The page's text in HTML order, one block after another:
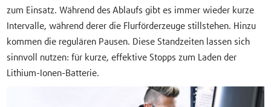
zum Einsatz. Während des Ablaufs gibt es immer wieder kurze
Intervalle, während derer die Flurförderzeuge stillstehen. Hinzu
kommen die regulären Pausen. Diese Standzeiten lassen sich
sinnvoll nutzen: für kurze, effektive Stopps zum Laden der
Lithium-Ionen-Batterie.